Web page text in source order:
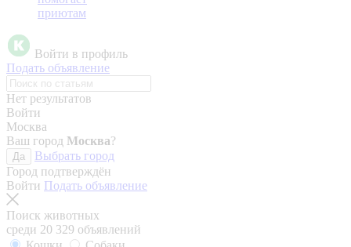
приютам
Войти в профиль
Подать объявление
Нет результатов
Войти
Москва
Ваш город Москва?
Да
Выбрать город
Город подтверждён
Войти Подать объявление
Поиск животных
среди 20 329 объявлений